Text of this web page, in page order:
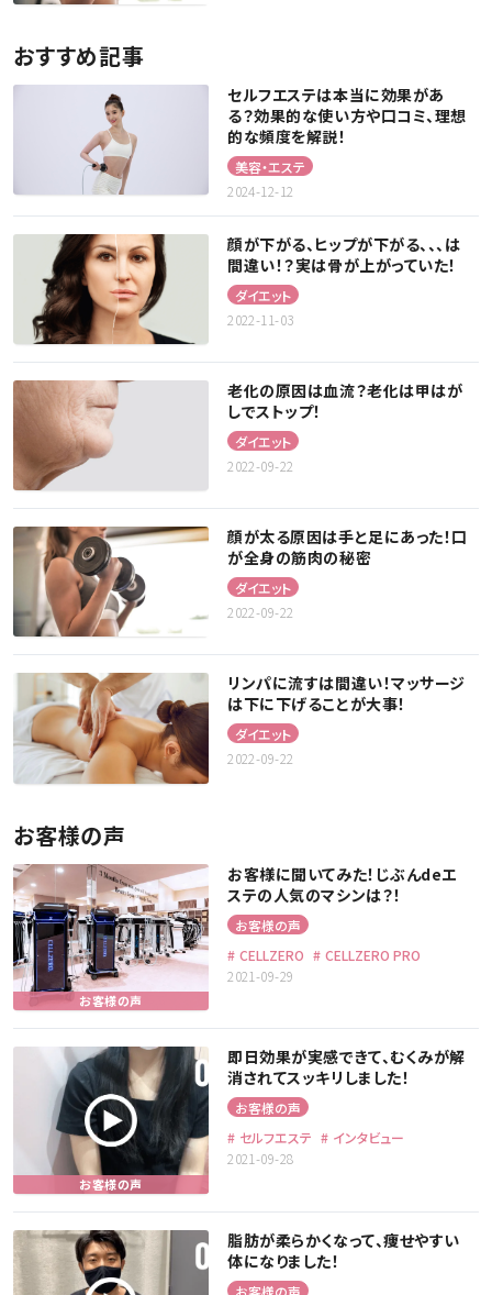
おすすめ記事
セルフエステは本当に効果があ
る？効果的な使い方や口コミ、理想
的な頻度を解説！
美容・エステ
2024-12-12
顔が下がる、ヒップが下がる、、、は
間違い！？実は骨が上がっていた！
ダイエット
2022-11-03
老化の原因は血流？老化は甲はが
しでストップ！
ダイエット
2022-09-22
顔が太る原因は手と足にあった！口
が全身の筋肉の秘密
ダイエット
2022-09-22
リンパに流すは間違い！マッサージ
は下に下げることが大事！
ダイエット
2022-09-22
お客様の声
お客様に聞いてみた！じぶんdeエ
ステの人気のマシンは？！
お客様の声
CELLZERO
CELLZERO PRO
2021-09-29
即日効果が実感できて、むくみが解
消されてスッキリしました！
お客様の声
セルフエステ
インタビュー
2021-09-28
脂肪が柔らかくなって、痩せやすい
体になりました！
お客様の声